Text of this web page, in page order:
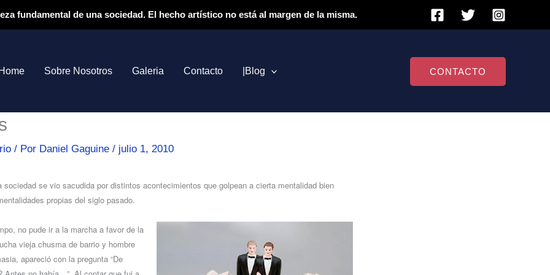
fundamental de una sociedad. El hecho artístico no está al margen de la misma.
Home Sobre Nosotros Galeria Contacto |Blog CONTACTO
/ Por Daniel Gaguine / julio 1, 2010
se vio sacudida por distintos acontecimientos que golpean a cierta mentalidad bien
propias del siglo pasado.
no pude ir a la marcha a favor de la
vieja chusma de barrio y hombre
apareció con la pregunta “De